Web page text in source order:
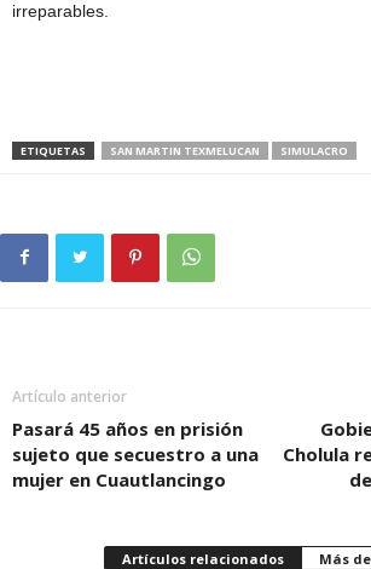
irreparables.
ETIQUETAS SAN MARTIN TEXMELUCAN SIMULACRO
Artículo anterior
Pasará 45 años en prisión
sujeto que secuestro a una
mujer en Cuautlancingo
Cholula
Artículos relacionados Más